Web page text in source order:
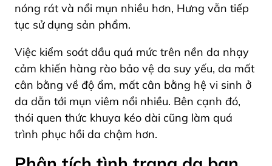
nóng rát và nổi mụn nhiều hơn, Hưng vẫn tiếp
tục sử dụng sản phẩm.
Việc kiểm soát dầu quá mức trên nền da nhạy
cảm khiến hàng rào bảo vệ da suy yếu, da mất
cân bằng về độ ẩm, mất cân bằng hệ vi sinh ở
da dẫn tới mụn viêm nổi nhiều. Bên cạnh đó,
thói quen thức khuya kéo dài cũng làm quá
trình phục hồi da chậm hơn.